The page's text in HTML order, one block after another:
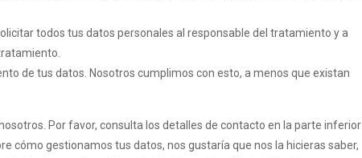
todos tus datos personales al responsable del tratamiento y a
de tus datos. Nosotros cumplimos con esto, a menos que existan
Por favor, consulta los detalles de contacto en la parte inferior
cómo gestionamos tus datos, nos gustaría que nos la hicieras saber,